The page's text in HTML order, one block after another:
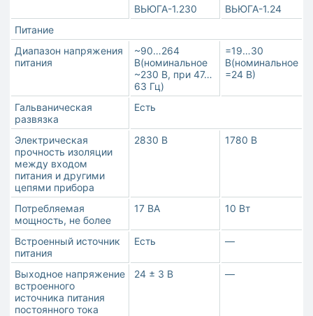
ВЬЮГА-1.230
ВЬЮГА-1.24
Питание
Диапазон напряжения
питания
~90…264
В(номинальное
~230 В, при 47…
63 Гц)
=19…30
В(номинальное
=24 В)
Гальваническая
развязка
Есть
Электрическая
прочность изоляции
между входом
питания и другими
цепями прибора
2830 В 1780 В
Потребляемая
мощность, не более
17 ВА 10 Вт
Встроенный источник
питания
Есть —
Выходное напряжение
встроенного
источника питания
постоянного тока
24 ± 3 В —